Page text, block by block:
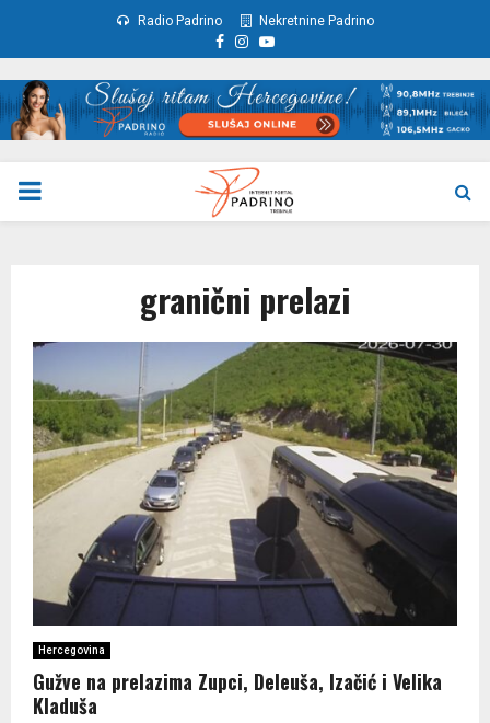
Radio Padrino Nekretnine Padrino
Facebook
Instagram
Youtube
PRIMARY
granični prelazi
Hercegovina
Gužve na prelazima Zupci, Deleuša, Izačić i Velika
Kladuša